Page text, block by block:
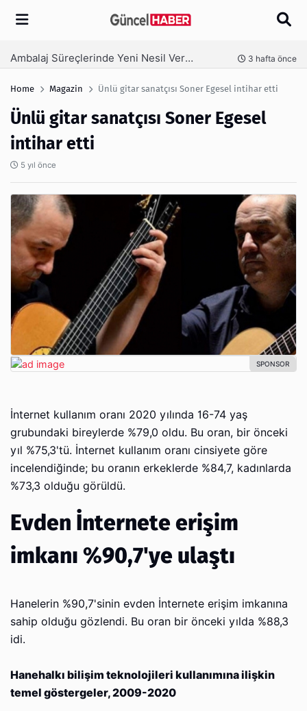
Arama
Ambalaj Süreçlerinde Yeni Nesil Verimliliği Olimpack ile Yakalayın 3 hafta önce
Home Magazin Ünlü gitar sanatçısı Soner Egesel intihar etti
Ünlü gitar sanatçısı Soner Egesel
intihar etti
5 yıl önce
İnternet kullanım oranı 2020 yılında 16-74 yaş
grubundaki bireylerde %79,0 oldu. Bu oran, bir önceki
yıl %75,3'tü. İnternet kullanım oranı cinsiyete göre
incelendiğinde; bu oranın erkeklerde %84,7, kadınlarda
%73,3 olduğu görüldü.
Evden İnternete erişim
imkanı %90,7'ye ulaştı
Hanelerin %90,7'sinin evden İnternete erişim imkanına
sahip olduğu gözlendi. Bu oran bir önceki yılda %88,3
idi.
Hanehalkı bilişim teknolojileri kullanımına ilişkin
temel göstergeler, 2009-2020